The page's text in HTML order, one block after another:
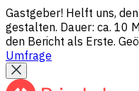
Gastgeber! Helft uns,
gestalten. Dauer: ca. 10
den Bericht als Erste.
Umfrage